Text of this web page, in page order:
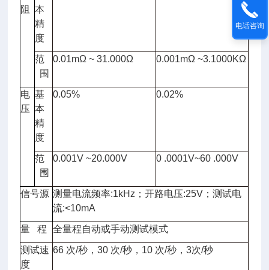
阻
本
精
度
范
围
0.01mΩ ~ 31.000Ω 0.001mΩ ~3.1000KΩ
电
压
基
本
精
度
0.05% 0.02%
范
围
0.001V ~20.000V 0 .0001V~60 .000V
信号源 测量电流频率:1kHz；开路电压:25V；测试电
流:<10mA
量 程 全量程自动或手动测试模式
测试速
度
66 次/秒，30 次/秒，10 次/秒，3次/秒
电话咨询